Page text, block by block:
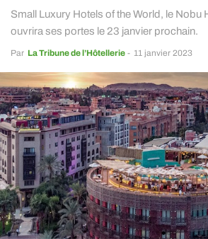
Small Luxury Hotels of the World, le Nobu
ouvrira ses portes le 23 janvier prochain.
Par La Tribune de l’Hôtellerie - 11 janvier 2023